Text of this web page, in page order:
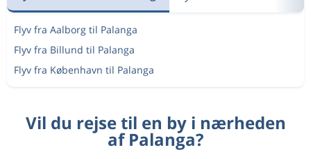
Flyv fra Aalborg til Palanga
Flyv fra Billund til Palanga
Flyv fra København til Palanga
Vil du rejse til en by i nærheden
af Palanga?